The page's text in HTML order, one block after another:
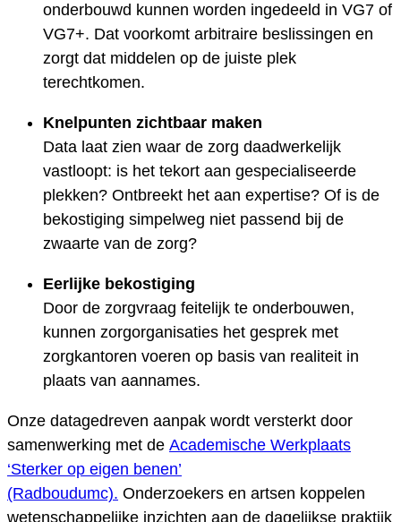
onderbouwd kunnen worden ingedeeld in VG7 of
VG7+. Dat voorkomt arbitraire beslissingen en
zorgt dat middelen op de juiste plek
terechtkomen.
Knelpunten zichtbaar maken
Data laat zien waar de zorg daadwerkelijk
vastloopt: is het tekort aan gespecialiseerde
plekken? Ontbreekt het aan expertise? Of is de
bekostiging simpelweg niet passend bij de
zwaarte van de zorg?
Eerlijke bekostiging
Door de zorgvraag feitelijk te onderbouwen,
kunnen zorgorganisaties het gesprek met
zorgkantoren voeren op basis van realiteit in
plaats van aannames.
Onze datagedreven aanpak wordt versterkt door
samenwerking met de Academische Werkplaats
‘Sterker op eigen benen’
(Radboudumc). Onderzoekers en artsen koppelen
wetenschappelijke inzichten aan de dagelijkse praktijk